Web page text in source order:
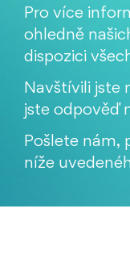
Pro více
ohledně
dispozici
Navštívili jste
jste odpověď
Pošlete nám,
níže